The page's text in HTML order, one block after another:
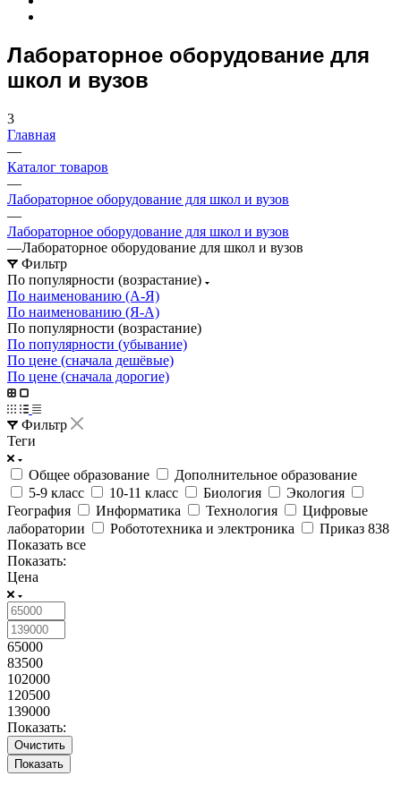
Лабораторное оборудование для
школ и вузов
3
Главная
—
Каталог товаров
—
Лабораторное оборудование для школ и вузов
—
Лабораторное оборудование для школ и вузов
—Лабораторное оборудование для школ и вузов
Фильтр
По популярности (возрастание)
По наименованию (А-Я)
По наименованию (Я-А)
По популярности (возрастание)
По популярности (убывание)
По цене (сначала дешёвые)
По цене (сначала дорогие)
Фильтр
Теги
Общее образование
Дополнительное образование
5-9 класс
10-11 класс Биология
Экология
География
Информатика Технология
Цифровые
лаборатории
Робототехника и электроника
Приказ 838
Показать все
Показать:
Цена
65000
83500
102000
120500
139000
Показать:
Очистить